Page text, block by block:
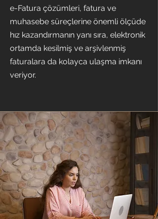
e-Fatura çözümleri, fatura ve
muhasebe süreçlerine önemli ölçüde
hız kazandırmanın yanı sıra, elektronik
ortamda kesilmiş ve arşivlenmiş
faturalara da kolayca ulaşma imkanı
veriyor.